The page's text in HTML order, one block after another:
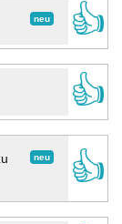
neu
👍
👍
neu
👍